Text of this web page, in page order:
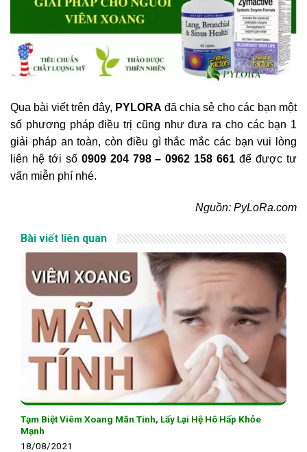
Qua bài viết trên đây, PYLORA đã chia sẻ cho các bạn một
số phương pháp điều trị cũng như đưa ra cho các bạn 1
giải pháp an toàn, còn điều gì thắc mắc các bạn vui lòng
liên hệ tới số 0909 204 798 – 0962 158 661 để được tư
vấn miễn phí nhé.
Nguồn: PyLoRa.com
Bài viết liên quan
Tạm Biệt Viêm Xoang Mãn Tính, Lấy Lại Hệ Hô Hấp Khỏe
Mạnh
18/08/2021